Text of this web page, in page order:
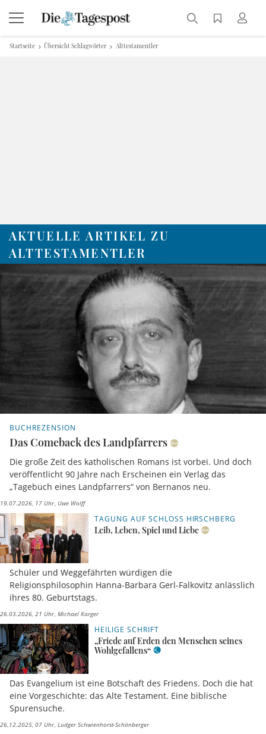
Startseite Übersicht Schlagwörter Alttestamentler
AKTUELLE ARTIKEL ZU
ALTTESTAMENTLER
BUCHREZENSION
Das Comeback des Landpfarrers
Die große Zeit des katholischen Romans ist vorbei. Und doch
veröffentlicht 90 Jahre nach Erscheinen ein Verlag das
„Tagebuch eines Landpfarrers“ von Bernanos neu.
19.07.2026, 17 Uhr Uwe Wolff
TAGUNG AUF SCHLOSS HIRSCHBERG
Leib, Leben, Spiel und Liebe
Schüler und Weggefährten würdigen die
Religionsphilosophin Hanna-Barbara Gerl-Falkovitz anlässlich
ihres 80. Geburtstags.
26.03.2026, 21 Uhr Michael Karger
HEILIGE SCHRIFT
„Friede auf Erden den Menschen seines
Wohlgefallens“
Das Evangelium ist eine Botschaft des Friedens. Doch die hat
eine Vorgeschichte: das Alte Testament. Eine biblische
Spurensuche.
26.12.2025, 07 Uhr Ludger Schwienhorst-Schönberger